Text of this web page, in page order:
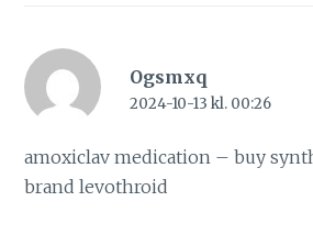
Ogsmxq
2024-10-13 kl. 00:26
amoxiclav medication –buy
brand levothroid